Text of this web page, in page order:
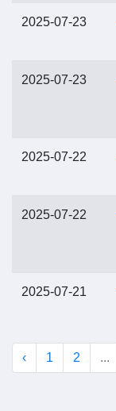
2025-07-23
2025-07-23
2025-07-22
2025-07-22
2025-07-21
‹ 1 2 ...